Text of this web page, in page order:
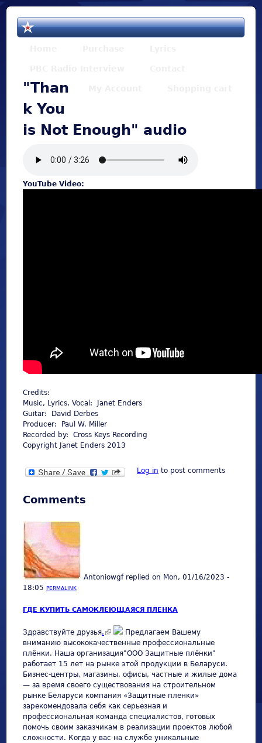
"Than
k You
is Not Enough" audio
YouTube Video:
Credits:
Music, Lyrics, Vocal: Janet Enders
Guitar: David Derbes
Producer: Paul W. Miller
Recorded by: Cross Keys Recording
Copyright Janet Enders 2013
Log in to post comments
Comments
Antoniowgfreplied on Mon, 01/16/2023 -
18:05 PERMALINK
ГДЕ КУПИТЬ САМОКЛЕЮЩАЯСЯ ПЛЕНКА
Здравствуйте друзья. (link is external)
Предлагаем Вашему
вниманию высококачественные профессиональные
плёнки. Наша организация"ООО Защитные плёнки"
работает 15 лет на рынке этой продукции в Беларуси.
Бизнес-центры, магазины, офисы, частные и жилые дома
— за время своего существования на строительном
рынке Беларуси компания «Защитные пленки»
зарекомендовала себя как серьезная и
профессиональная команда специалистов, готовых
помочь своим заказчикам в реализации проектов любой
сложности. Когда у вас на службе уникальные